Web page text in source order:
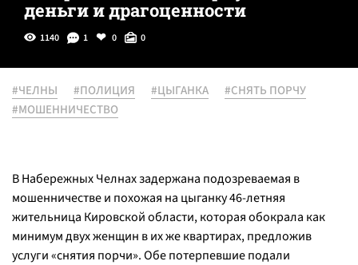
деньги и драгоценности
1140 1 0 0
#ЧЕЛНЫ #ПОЛИЦИЯ #ЦЫГАНКА
#СНЯТЬ ПОРЧУ
#МОШЕННИЧЕСТВО
В Набережных Челнах задержана подозреваемая в
мошенничестве и похожая на цыганку 46-летняя
жительница Кировской области, которая обокрала как
минимум двух женщин в их же квартирах, предложив
услуги «снятия порчи». Обе потерпевшие подали